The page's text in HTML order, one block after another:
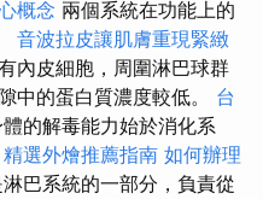
概念 兩個系統在功能上的
音波拉皮讓肌膚重現緊緻
內皮細胞，周圍淋巴球群
中的蛋白質濃度較低。 台
的解毒能力始於消化系
精選外燴推薦指南 如何辦理
巴系統的一部分，負責從